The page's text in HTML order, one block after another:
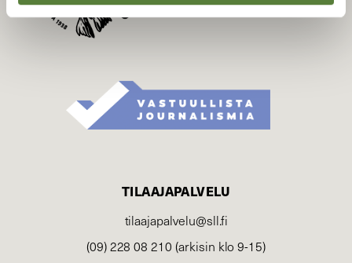
TILAAJAPALVELU
tilaajapalvelu@sll.fi
(09) 228 08 210 (arkisin klo 9-15)